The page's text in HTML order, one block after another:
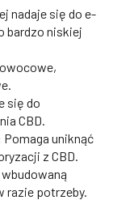
nadaje się do e-
bardzo niskiej
się do
CBD.
Pomaga uniknąć
z CBD.
razie potrzeby.